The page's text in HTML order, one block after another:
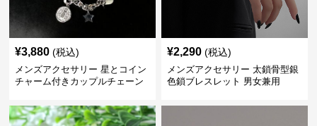
¥3,880 (税込)
メンズアクセサリー 星とコイン
チャーム付きカップルチェーン
¥2,290 (税込)
メンズアクセサリー 太鎖骨型銀
色鎖ブレスレット 男女兼用